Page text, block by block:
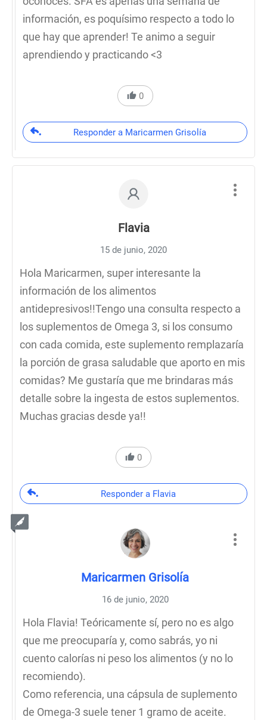
información, es poquísimo respecto a todo lo
que hay que aprender! Te animo a seguir
aprendiendo y practicando <3
0
Responder a Maricarmen Grisolía
Flavia
15 de junio, 2020
Hola Maricarmen, super interesante la
información de los alimentos
antidepresivos!!Tengo una consulta respecto a
los suplementos de Omega 3, si los consumo
con cada comida, este suplemento remplazaría
la porción de grasa saludable que aporto en mis
comidas? Me gustaría que me brindaras más
detalle sobre la ingesta de estos suplementos.
Muchas gracias desde ya!!
0
Responder a Flavia
Maricarmen Grisolía
16 de junio, 2020
Hola Flavia! Teóricamente sí, pero no es algo
que me preocuparía y, como sabrás, yo ni
cuento calorías ni peso los alimentos (y no lo
recomiendo).
Como referencia, una cápsula de suplemento
de Omega-3 suele tener 1 gramo de aceite.